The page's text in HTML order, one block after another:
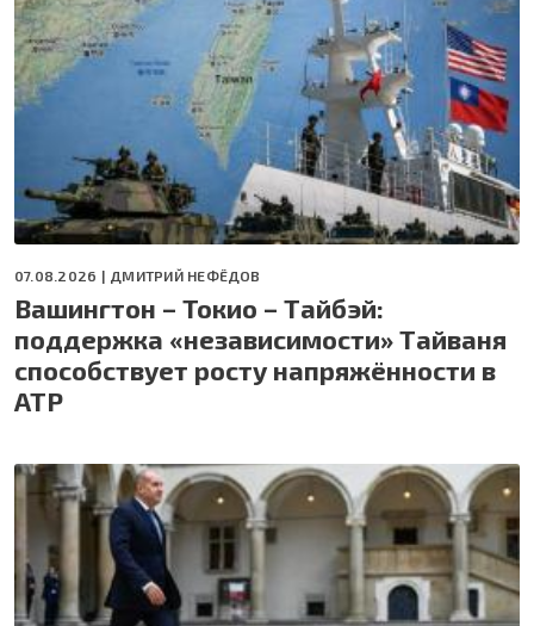
07.08.2026 | ДМИТРИЙ НЕФЁДОВ
Вашингтон – Токио – Тайбэй:
поддержка «независимости» Тайваня
способствует росту напряжённости в
АТР